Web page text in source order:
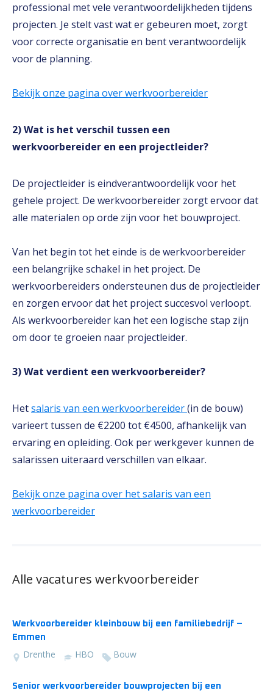
professional met vele verantwoordelijkheden tijdens
projecten. Je stelt vast wat er gebeuren moet, zorgt
voor correcte organisatie en bent verantwoordelijk
voor de planning.
Bekijk onze pagina over werkvoorbereider
2) Wat is het verschil tussen een
werkvoorbereider en een projectleider?
De projectleider is eindverantwoordelijk voor het
gehele project. De werkvoorbereider zorgt ervoor dat
alle materialen op orde zijn voor het bouwproject.
Van het begin tot het einde is de werkvoorbereider
een belangrijke schakel in het project. De
werkvoorbereiders ondersteunen dus de projectleider
en zorgen ervoor dat het project succesvol verloopt.
Als werkvoorbereider kan het een logische stap zijn
om door te groeien naar projectleider.
3) Wat verdient een werkvoorbereider?
Hetsalaris van een werkvoorbereider(in de bouw)
varieert tussen de €2200 tot €4500, afhankelijk van
ervaring en opleiding. Ook per werkgever kunnen de
salarissen uiteraard verschillen van elkaar.
Bekijk onze pagina over het salaris van een
werkvoorbereider
Alle vacatures werkvoorbereider
Werkvoorbereider kleinbouw bij een familiebedrijf –
Emmen
Drenthe HBO Bouw
Senior werkvoorbereider bouwprojecten bij een